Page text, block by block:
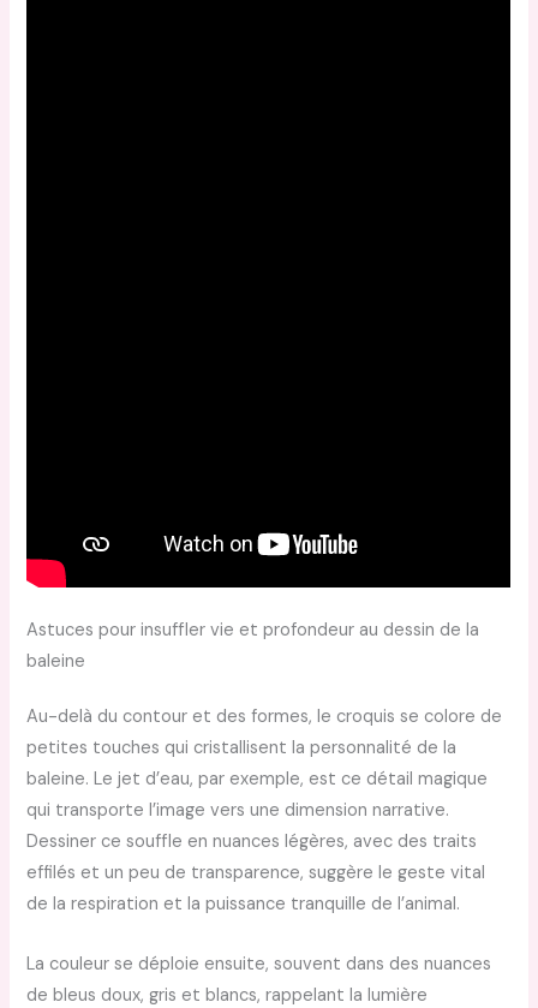
Astuces pour insuffler vie et profondeur au dessin de la
baleine
Au-delà du contour et des formes, le croquis se colore de
petites touches qui cristallisent la personnalité de la
baleine. Le jet d’eau, par exemple, est ce détail magique
qui transporte l’image vers une dimension narrative.
Dessiner ce souffle en nuances légères, avec des traits
effilés et un peu de transparence, suggère le geste vital
de la respiration et la puissance tranquille de l’animal.
La couleur se déploie ensuite, souvent dans des nuances
de bleus doux, gris et blancs, rappelant la lumière